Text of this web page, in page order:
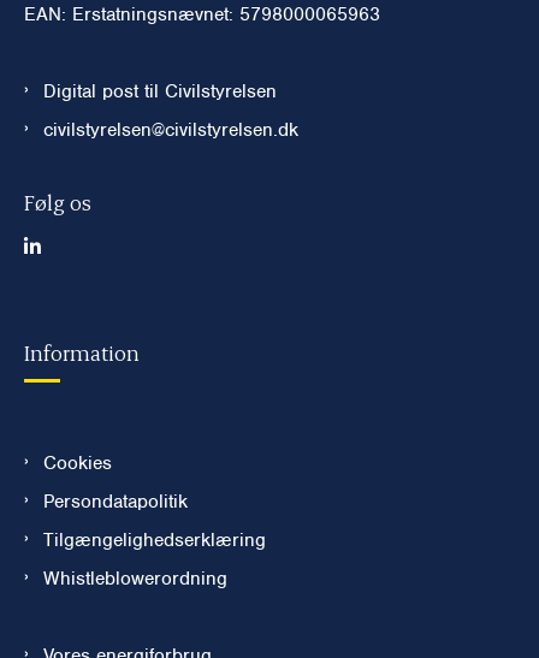
EAN: Erstatningsnævnet: 5798000065963
Digital post til Civilstyrelsen
civilstyrelsen@civilstyrelsen.dk
Følg os
Information
Cookies
Persondatapolitik
Tilgængelighedserklæring
Whistleblowerordning